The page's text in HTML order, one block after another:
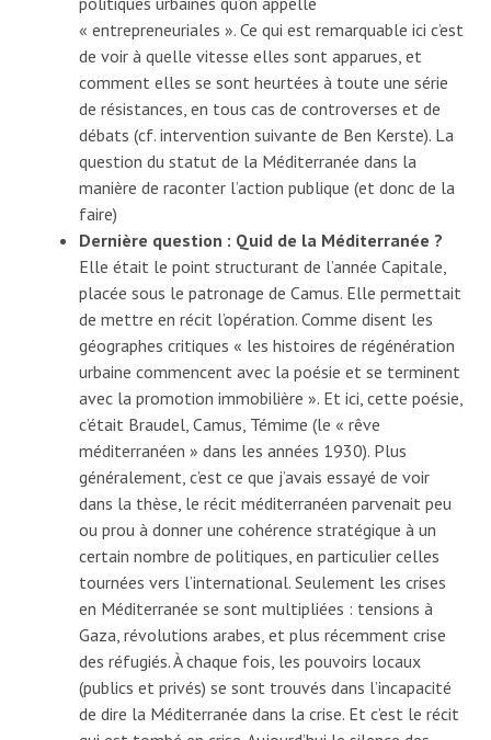
« entrepreneuriales ». Ce qui est remarquable ici c’est
de voir à quelle vitesse elles sont apparues, et
comment elles se sont heurtées à toute une série
de résistances, en tous cas de controverses et de
débats (cf. intervention suivante de Ben Kerste). La
question du statut de la Méditerranée dans la
manière de raconter l’action publique (et donc de la
faire)
Dernière question : Quid de la Méditerranée ?
Elle était le point structurant de l’année Capitale,
placée sous le patronage de Camus. Elle permettait
de mettre en récit l’opération. Comme disent les
géographes critiques « les histoires de régénération
urbaine commencent avec la poésie et se terminent
avec la promotion immobilière ». Et ici, cette poésie,
c’était Braudel, Camus, Témime (le « rêve
méditerranéen » dans les années 1930). Plus
généralement, c’est ce que j’avais essayé de voir
dans la thèse, le récit méditerranéen parvenait peu
ou prou à donner une cohérence stratégique à un
certain nombre de politiques, en particulier celles
tournées vers l’international. Seulement les crises
en Méditerranée se sont multipliées : tensions à
Gaza, révolutions arabes, et plus récemment crise
des réfugiés. À chaque fois, les pouvoirs locaux
(publics et privés) se sont trouvés dans l’incapacité
de dire la Méditerranée dans la crise. Et c’est le récit